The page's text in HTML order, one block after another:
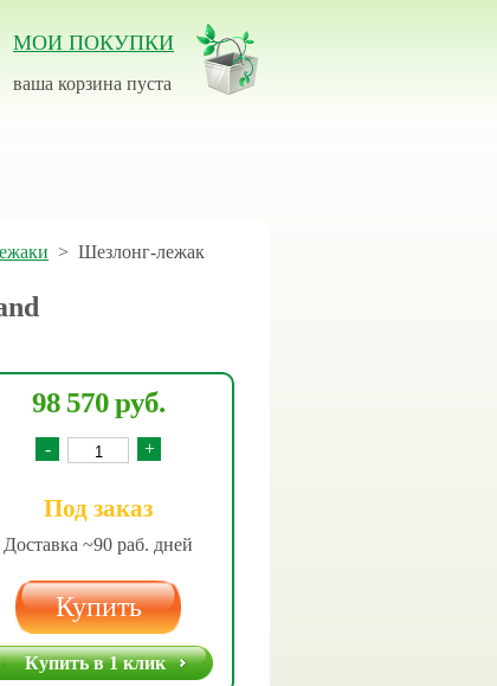
МОИ ПОКУПКИ
ваша корзина пуста
> Шезлонг-лежак
98 570 руб.
- +
Под заказ
Доставка ~90 раб. дней
Купить
Купить в 1 клик